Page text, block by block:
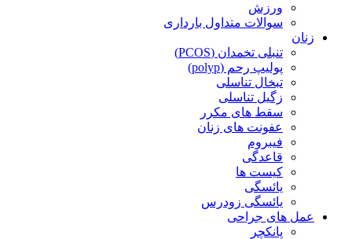
ورزش
سوالات متداول بارداری
زنان
تنبلی تخمدان (PCOS)
پولیپ رحم (polyp)
تبخال تناسلی
زگیل تناسلی
سقط های مکرر
عفونت های زنان
فیبروم
قاعدگی
کیست ها
یائسگی
یائسگی زودرس
عمل های جراحی
پانکچر